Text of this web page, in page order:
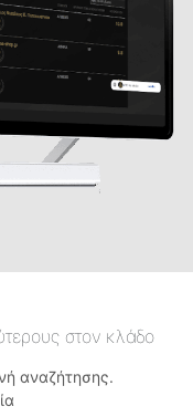
στον κλάδο
αναζήτησης.